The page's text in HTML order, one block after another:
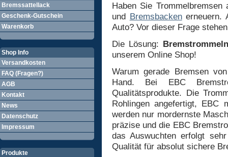
Bremssattellack
Geschenk-Gutschein
Warenkorb
Shop Info
Versandkosten
FAQ (Fragen?)
AGB
Kontakt
News
Datenschutz
Impressum
Produkte
Haben Sie
und Bremsbackenerneuern.
Auto? Vor dieser Frage
Die Lösung:
unserem Online Shop!
Warum gerade Bremsen
Hand. Bei EBC
Qualitätsprodukte. Die
Rohlingen angefertigt,
werden nur mordernste
präzise und die EBC
das Auswuchten erfolgt
Qualität für absolut sichere